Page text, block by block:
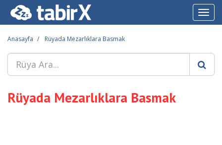
Anasayfa Rüyada Mezarlıklara Basmak
Rüyada Mezarlıklara Basmak